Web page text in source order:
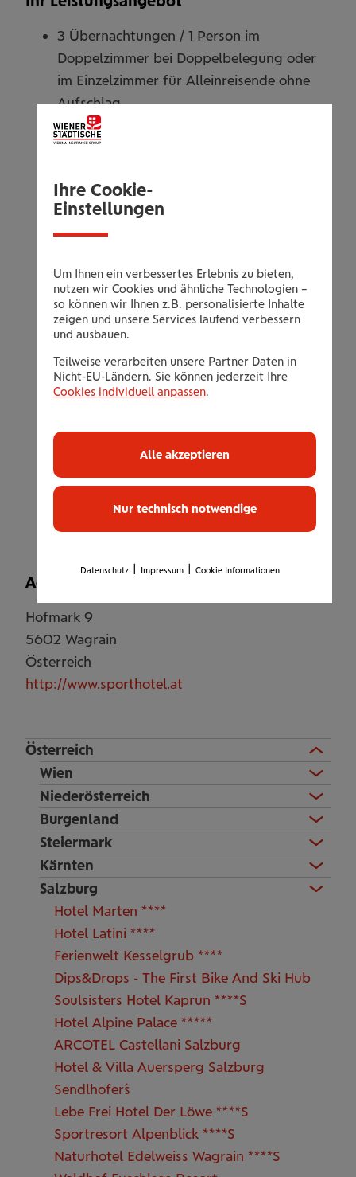
Österreich
Wien
Niederösterreich
Burgenland
Steiermark
Kärnten
Salzburg
Hotel Marten ****
Hotel Latini ****
Ferienwelt Kesselgrub ****
Dips&Drops - The First Bike And Ski Hub
Soulsisters Hotel Kaprun ****S
Hotel Alpine Palace *****
ARCOTEL Castellani Salzburg
Hotel & Villa Auersperg Salzburg
Sendlhofer´s
Lebe Frei Hotel Der Löwe ****S
Sportresort Alpenblick ****S
Naturhotel Edelweiss Wagrain ****S
3 Übernachtungen / 1 Person im
Doppelzimmer bei Doppelbelegung oder
im Einzelzimmer für Alleinreisende ohne
Aufschlag
inklusive reichhaltigem Frühstück vom
Buffet, als Snack herzhafte Imbisse für
Schlemmermenüs oder kulinarische
Highlights wie Themenbuffets oder
Candlelight-Dinner-Galamenü mit
In der Sommersaison: All Inklusive mit
allen alkoholischen wie antialkoholischen
Getränke (Saisonbeginn siehe
inklusive Bademantel für die Dauer
des Aufenthalts
Sportprogramm
inklusive Benützung der 1.000 m²
Wellnessoase und des Fitnessstudios
sowie allen weiteren Inklusivleistungen
Adresse
Hofmark 9
5602 Wagrain
Österreich
http://www.sporthotel.at
Ihre Cookie-
Einstellungen
Um Ihnen ein verbessertes Erlebnis zu bieten,
nutzen wir Cookies und ähnliche Technologien –
so können wir Ihnen z.B. personalisierte Inhalte
zeigen und unsere Services laufend verbessern
und ausbauen.
Teilweise verarbeiten unsere Partner Daten in
Nicht-EU-Ländern. Sie können jederzeit Ihre
Cookies individuell anpassen.
Nur technisch notwendige
Alle akzeptieren
Datenschutz Impressum Cookie Informationen